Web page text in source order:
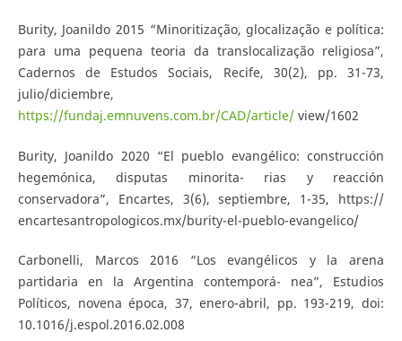
Burity, Joanildo 2015 “Minoritização, glocalização e política:
para uma pequena teoria da translocalização religiosa”,
Cadernos de Estudos Sociais, Recife, 30(2), pp. 31-73,
julio/diciembre,
https://fundaj.emnuvens.com.br/CAD/article/view/1602
Burity, Joanildo 2020 “El pueblo evangélico: construcción
hegemónica, disputas minorita- rias y reacción
conservadora”, Encartes, 3(6), septiembre, 1-35, https://
encartesantropologicos.mx/burity-el-pueblo-evangelico/
Carbonelli, Marcos 2016 “Los evangélicos y la arena
partidaria en la Argentina contemporá- nea”, Estudios
Políticos, novena época, 37, enero-abril, pp. 193-219, doi:
10.1016/j.espol.2016.02.008